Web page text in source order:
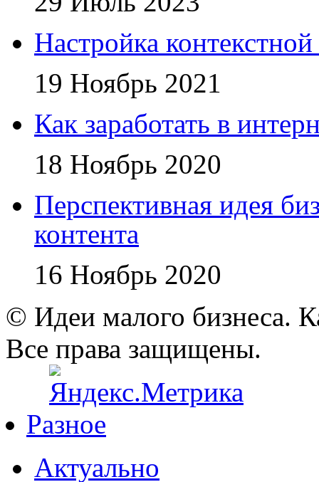
Настройка
19 Ноябрь 2021
Как заработать в
18 Ноябрь 2020
Перспективная идея
контента
16 Ноябрь 2020
© Идеи малого бизнеса.
Все права защищены.
Разное
Актуально